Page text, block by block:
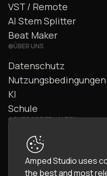
VST / Remote
AI Stem Splitter
Beat Maker
ÜBER UNS
Datenschutz
Nutzungsbedingungen
KI
Schule
SUPPORT ERHALTEN
Kontakt
Community
Amped Studio uses
the best and most